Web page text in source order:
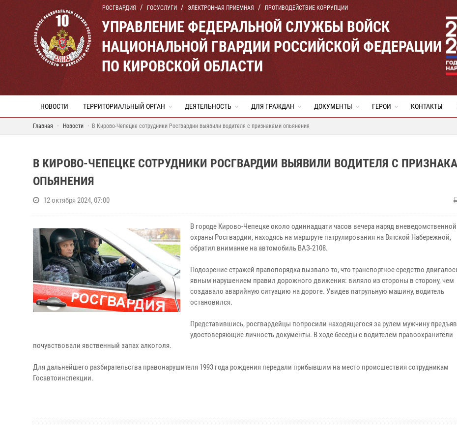
РОСГВАРДИЯ ГОСУСЛУГИ ЭЛЕКТРОННАЯ ПРИЕМНАЯ ПРОТИВОДЕЙСТВИЕ КОРРУПЦИИ
УПРАВЛЕНИЕ ФЕДЕРАЛЬНОЙ СЛУЖБЫ ВОЙСК
НАЦИОНАЛЬНОЙ ГВАРДИИ РОССИЙСКОЙ ФЕДЕРАЦИИ
ПО КИРОВСКОЙ ОБЛАСТИ
НОВОСТИ ТЕРРИТОРИАЛЬНЫЙ ОРГАН ДЕЯТЕЛЬНОСТЬ ДЛЯ ГРАЖДАН ДОКУМЕНТЫ ГЕРОИ КОНТАКТЫ
Главная Новости В Кирово-Чепецке сотрудники Росгвардии выявили водителя с признаками опьянения
В КИРОВО-ЧЕПЕЦКЕ СОТРУДНИКИ РОСГВАРДИИ ВЫЯВИЛИ ВОДИТЕЛЯ С
ОПЬЯНЕНИЯ
12 октября 2024, 07:00
В городе Кирово-Чепецке около одиннадцати часов вечера наряд вневедомственной
охраны Росгвардии, находясь на маршруте патрулирования на Вятской Набережной,
обратил внимание на автомобиль ВАЗ-2108.
Подозрение стражей правопорядка вызвало то, что транспортное средство
явным нарушением правил дорожного движения: виляло из стороны в сторону, чем
создавало аварийную ситуацию на дороге. Увидев патрульную машину, водитель
остановился.
Представившись, росгвардейцы попросили находящегося за рулем мужчину
удостоверяющие личность документы. В ходе беседы с водителем правоохранители
почувствовали явственный запах алкоголя.
Для дальнейшего разбирательства правонарушителя 1993 года рождения передали прибывшим на место происшествия сотрудникам
Госавтоинспекции.